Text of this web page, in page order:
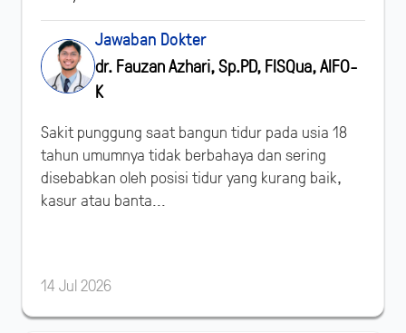
Jawaban Dokter
dr. Fauzan Azhari, Sp.PD, FISQua, AIFO-
K
Sakit punggung saat bangun tidur pada usia 18
tahun umumnya tidak berbahaya dan sering
disebabkan oleh posisi tidur yang kurang baik,
kasur atau banta...
14 Jul 2026